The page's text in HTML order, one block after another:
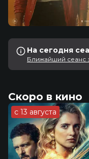
На сегодня
Ближайший сеанс
Скоро в кино
с 13 августа